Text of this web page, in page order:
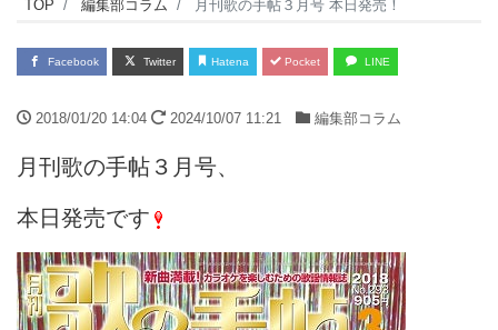
TOP 編集部コラム 月刊歌の手帖３月号 本日発売！
Facebook Twitter Hatena Pocket LINE
2018/01/20 14:04 2024/10/07 11:21 編集部コラム
月刊歌の手帖３月号、
本日発売です